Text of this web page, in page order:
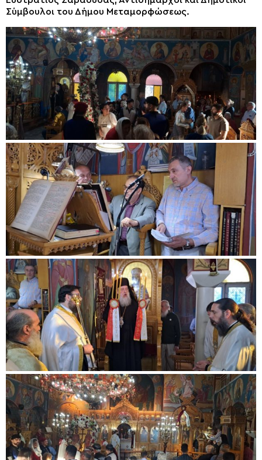
Σύμβουλοι του Δήμου Μεταμορφώσεως.